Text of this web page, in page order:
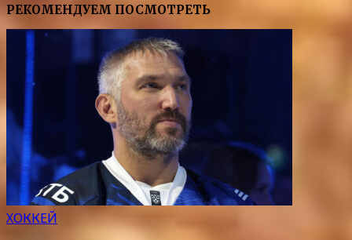
РЕКОМЕНДУЕМ ПОСМОТРЕТЬ
ХОККЕЙ